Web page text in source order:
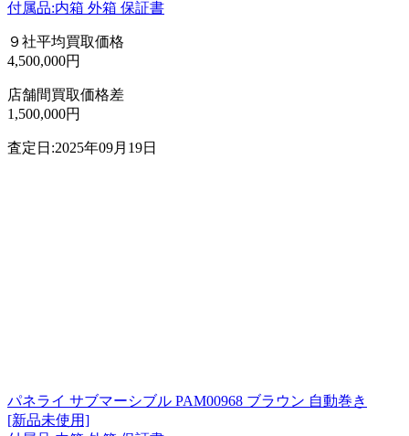
付属品:内箱 外箱 保証書
９社平均買取価格
4,500,000円
店舗間買取価格差
1,500,000円
査定日:2025年09月19日
パネライ サブマーシブル PAM00968 ブラウン 自動巻き
[新品未使用]